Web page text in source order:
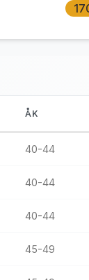
ÅK
40-44
40-44
40-44
45-49